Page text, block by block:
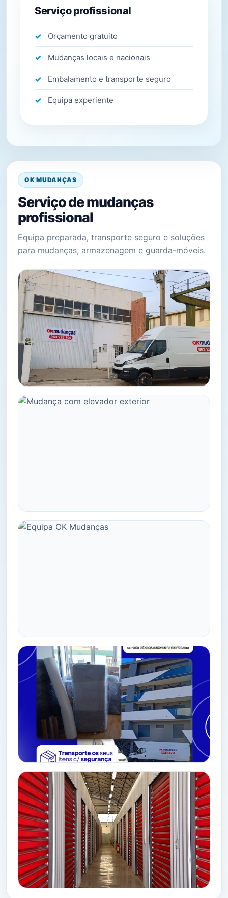
Serviço profissional
Orçamento gratuito
Mudanças locais e nacionais
Embalamento e transporte seguro
Equipa experiente
OK MUDANÇAS
Serviço de mudanças
profissional
Equipa preparada, transporte seguro e soluções
para mudanças, armazenagem e guarda-móveis.